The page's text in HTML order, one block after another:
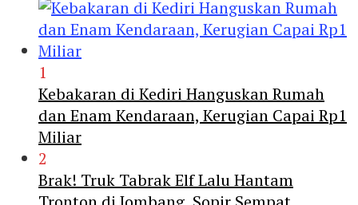
1
Kebakaran di Kediri Hanguskan Rumah
dan Enam Kendaraan, Kerugian Capai Rp1
Miliar
2
Brak! Truk Tabrak Elf Lalu Hantam